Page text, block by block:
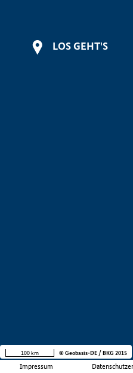
LOS GEHT'S
Impressum
100 km © Geobasis-DE / BKG 2015